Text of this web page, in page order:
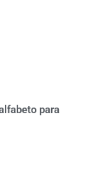
para